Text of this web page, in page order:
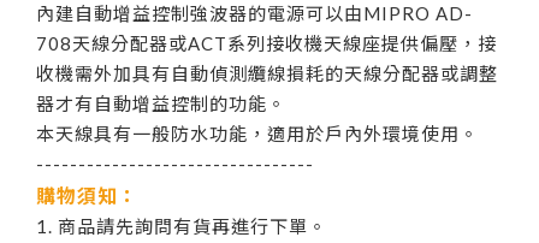
內建自動增益控制強波器的電源可以由MIPRO AD-
708天線分配器或ACT系列接收機天線座提供偏壓，接
收機需外加具有自動偵測纜線損耗的天線分配器或調整
器才有自動增益控制的功能。
本天線具有一般防水功能，適用於戶內外環境使用。
---------------------------------
購物須知：
1. 商品請先詢問有貨再進行下單。